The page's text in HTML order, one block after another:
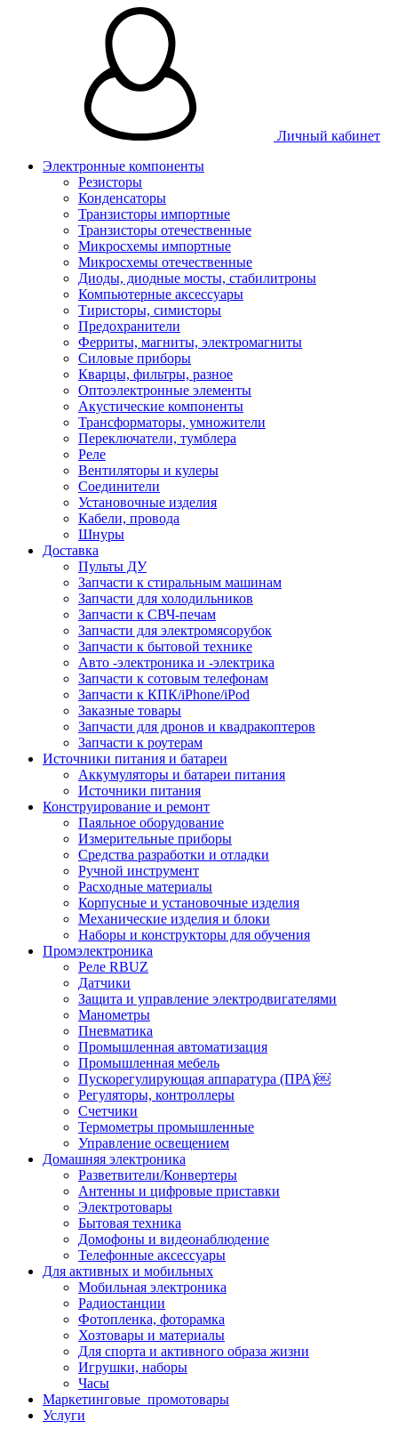
Личный кабинет
Электронные компоненты
Резисторы
Конденсаторы
Транзисторы импортные
Транзисторы отечественные
Микросхемы импортные
Микросхемы отечественные
Диоды, диодные мосты, стабилитроны
Компьютерные аксессуары
Тиристоры, симисторы
Предохранители
Ферриты, магниты, электромагниты
Силовые приборы
Кварцы, фильтры, разное
Оптоэлектронные элементы
Акустические компоненты
Трансформаторы, умножители
Переключатели, тумблера
Реле
Вентиляторы и кулеры
Соединители
Установочные изделия
Кабели, провода
Шнуры
Доставка
Пульты ДУ
Запчасти к стиральным машинам
Запчасти для холодильников
Запчасти к СВЧ-печам
Запчасти для электромясорубок
Запчасти к бытовой технике
Авто -электроника и -электрика
Запчасти к сотовым телефонам
Запчасти к КПК/iPhone/iPod
Заказные товары
Запчасти для дронов и квадракоптеров
Запчасти к роутерам
Источники питания и батареи
Аккумуляторы и батареи питания
Источники питания
Конструирование и ремонт
Паяльное оборудование
Измерительные приборы
Средства разработки и отладки
Ручной инструмент
Расходные материалы
Корпусные и установочные изделия
Механические изделия и блоки
Наборы и конструкторы для обучения
Промэлектроника
Реле RBUZ
Датчики
Защита и управление электродвигателями
Манометры
Пневматика
Промышленная автоматизация
Промышленная мебель
Пускорегулирующая аппаратура (ПРА)￼
Регуляторы, контроллеры
Счетчики
Термометры промышленные
Управление освещением
Домашняя электроника
Разветвители/Конвертеры
Антенны и цифровые приставки
Электротовары
Бытовая техника
Домофоны и видеонаблюдение
Телефонные аксессуары
Для активных и мобильных
Мобильная электроника
Радиостанции
Фотопленка, фоторамка
Хозтовары и материалы
Для спорта и активного образа жизни
Игрушки, наборы
Часы
Маркетинговые_промотовары
Услуги